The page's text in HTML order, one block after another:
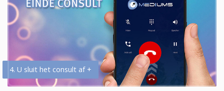
4. U sluit het consult af +